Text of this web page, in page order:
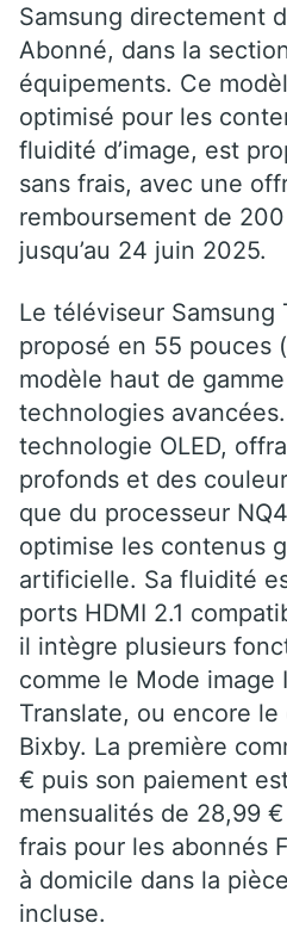
Samsung directement
Abonné, dans la
équipements. Ce
optimisé pour les
fluidité d’image, est
sans frais, avec une
remboursement de
jusqu’au 24 juin 2025.
Le téléviseur Samsung
proposé en 55 pouces
modèle haut de
technologies
technologie OLED,
profonds et des
que du processeur
optimise les contenus
artificielle. Sa fluidité
ports HDMI 2.1
il intègre plusieurs
comme le Mode image
Translate, ou encore
Bixby. La première
€ puis son paiement
mensualités de 28,99
frais pour les abonnés
à domicile dans la
incluse.